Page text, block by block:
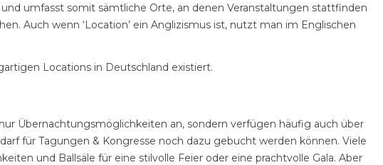
umfasst somit sämtliche Orte, an denen Veranstaltungen stattfinden
Auch wenn ‘Location’ ein Anglizismus ist, nutzt man im Englischen
Locations in Deutschland existiert.
Übernachtungsmöglichkeiten an, sondern verfügen häufig auch über
für Tagungen & Kongresse noch dazu gebucht werden können. Viele
und Ballsäle für eine stilvolle Feier oder eine prachtvolle Gala. Aber